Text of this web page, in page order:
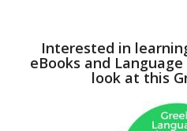
Interested in
eBooks and
look at this